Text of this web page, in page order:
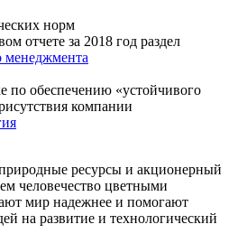
норм
отчете за 2018 год раздел
менеджмента
по обеспечению «устойчивого
компании
ресурсы и акционерный
человечество цветными
мир надежнее и помогают
на развитие и технологический